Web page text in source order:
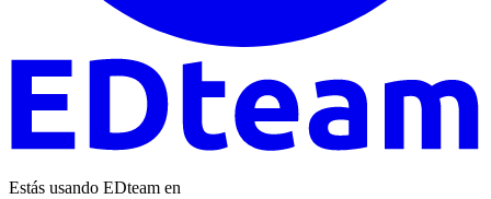
Estás usando EDteam en